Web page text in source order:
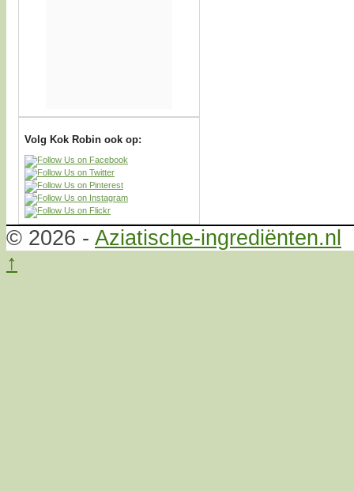
Volg Kok Robin ook op:
© 2026 - Aziatische-ingrediënten.nl
↑